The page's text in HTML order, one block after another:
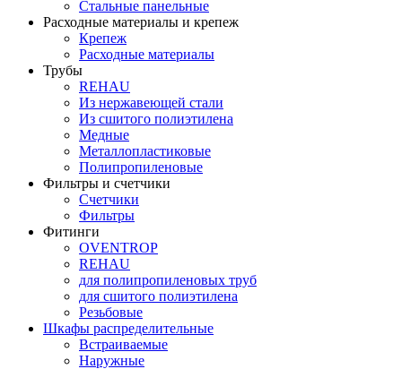
Стальные панельные
Расходные материалы и крепеж
Крепеж
Расходные материалы
Трубы
REHAU
Из нержавеющей стали
Из сшитого полиэтилена
Медные
Металлопластиковые
Полипропиленовые
Фильтры и счетчики
Счетчики
Фильтры
Фитинги
OVENTROP
REHAU
для полипропиленовых труб
для сшитого полиэтилена
Резьбовые
Шкафы распределительные
Встраиваемые
Наружные